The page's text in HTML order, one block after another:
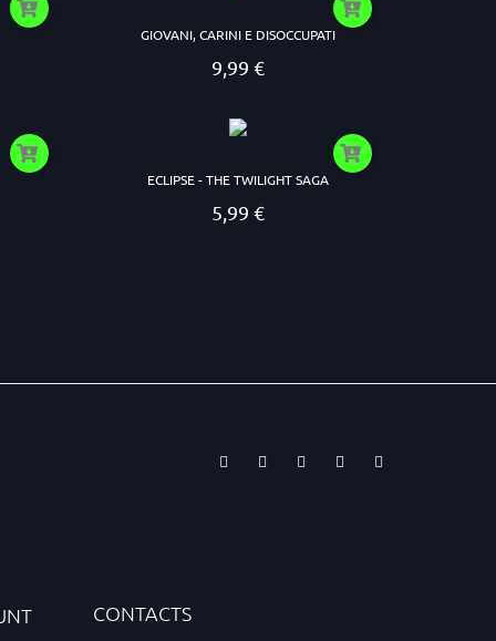
GIOVANI, CARINI E DISOCCUPATI
Prezzo
9,99 €
ECLIPSE - THE TWILIGHT SAGA
Prezzo
5,99 €
CONTACTS